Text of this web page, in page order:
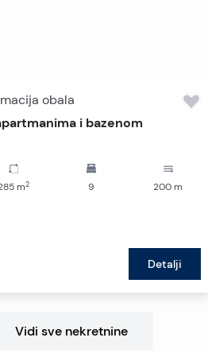
obala
i bazenom
m2 9 200 m
Detalji
Vidi sve nekretnine